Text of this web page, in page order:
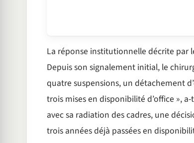
La réponse institutionnelle décrite par
Depuis son signalement initial, le
quatre suspensions, un détachement
trois mises en disponibilité d’office »,
avec sa radiation des cadres, une
trois années déjà passées en